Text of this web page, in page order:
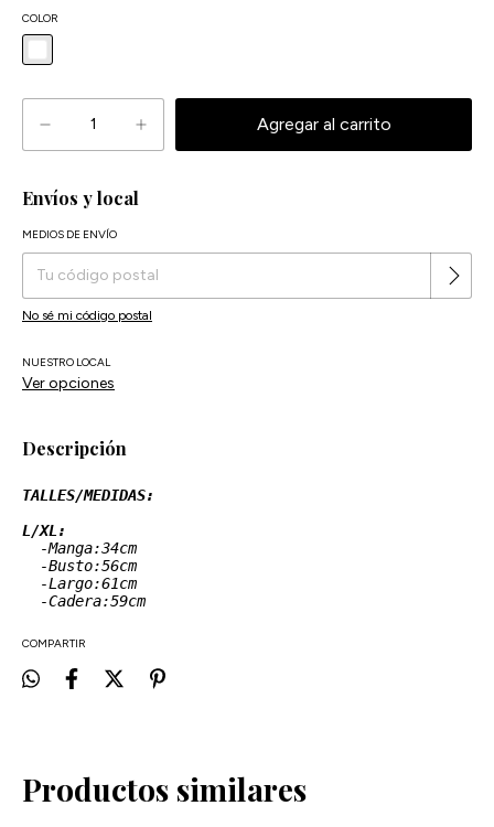
COLOR
Envíos y local
Entregas para el CP:
MEDIOS DE ENVÍO
No sé mi código postal
NUESTRO LOCAL
Ver opciones
Descripción
TALLES/MEDIDAS:
L/XL:
-Manga:34cm
  -Busto:56cm
  -Largo:61cm
  -Cadera:59cm
COMPARTIR
Productos similares